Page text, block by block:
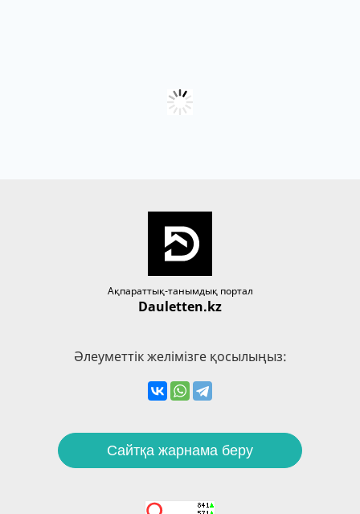
Ақпараттық-танымдық портал
Dauletten.kz
Әлеуметтік желімізге қосылыңыз:
Сайтқа жарнама беру